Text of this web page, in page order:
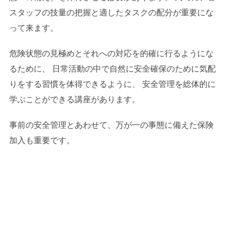
スタッフの技量の把握と適したタスクの配分が重要にな
って来ます。
危険状態の見極めとそれへの対応を的確に行るようにな
るために、 日常活動の中で自然に安全確保のために気配
りをする習慣を体得できるように、 安全管理を総体的に
学ぶことができる講座があります。
事前の安全管理とあわせて、万が一の事態に備えた保険
加入も重要です。